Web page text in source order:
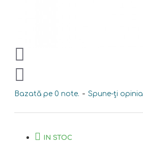
Bazată pe 0 note. - Spune-ţi opinia
IN STOC